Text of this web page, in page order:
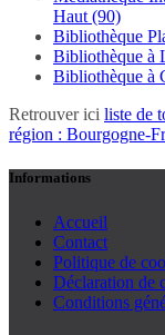
Haut (90)
Bibliothèque
Bibliothèque à
Bibliothèque à
Retrouver ici liste de
région : Bourgogne-
Informations
Accueil
Contact
Politique de
Déclaration de
Conditions